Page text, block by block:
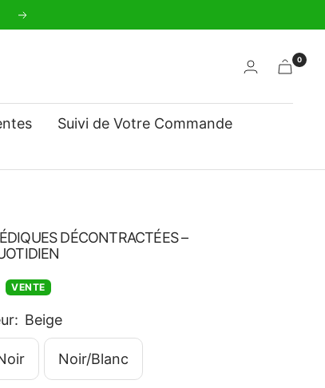
Suivant
0
Suivi de Votre Commande
DÉCONTRACTÉES –
VENTE
Beige
Noir/Blanc